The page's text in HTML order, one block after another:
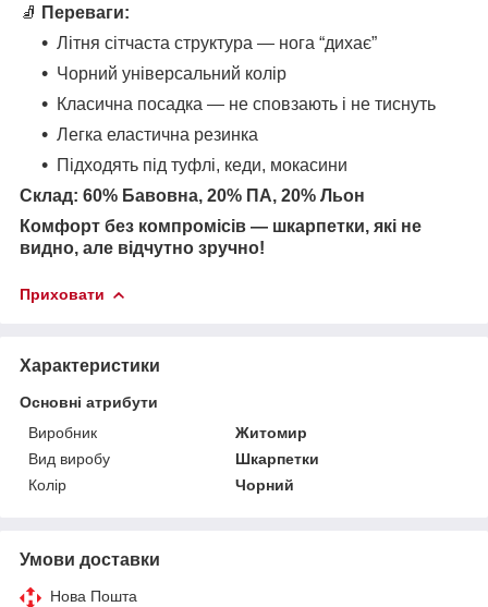
🧦 Переваги:
Літня сітчаста структура — нога “дихає”
Чорний універсальний колір
Класична посадка — не сповзають і не тиснуть
Легка еластична резинка
Підходять під туфлі, кеди, мокасини
Склад: 60% Бавовна, 20% ПА, 20% Льон
Комфорт без компромісів — шкарпетки, які не
видно, але відчутно зручно!
Приховати
Характеристики
Основні атрибути
Виробник
Житомир
Вид виробу
Шкарпетки
Колір
Чорний
Умови доставки
Нова Пошта